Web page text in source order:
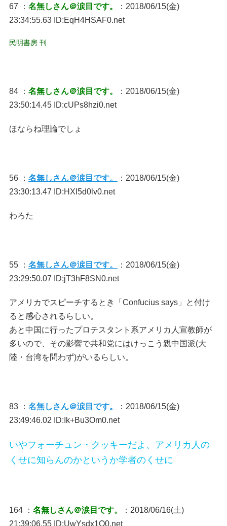
67 ： 名無しさん＠涙目です。
：2018/06/15(金)
23:34:55.63 ID:EqH4HSAF0.net
民明書房 刊
84 ： 名無しさん＠涙目です。
：2018/06/15(金)
23:50:14.45 ID:cUPs8hzi0.net
ほならね理論でしょ
56 ： 名無しさん＠涙目です。
：2018/06/15(金)
23:30:13.47 ID:HXI5d0lv0.net
わろた
55 ： 名無しさん＠涙目です。
：2018/06/15(金)
23:29:50.07 ID:jT3hF8SN0.net
アメリカでスピーチするとき「Confucius says」と付け
ると感心されるらしい。
あと中国に行ったプロテスタント系アメリカ人宣教師が
多いので、その影響で共和党にはけっこう親中国派(大
陸・台湾を問わず)がいるらしい。
83 ： 名無しさん＠涙目です。
：2018/06/15(金)
23:49:46.02 ID:Ik+Bu3Om0.net
いやフォーチュン・クッキーだよ、アメリカ人の
くせに知らんのかというか学者のくせに
164 ： 名無しさん＠涙目です。
：2018/06/16(土)
21:39:06.55 ID:UwYsdx1O0.net